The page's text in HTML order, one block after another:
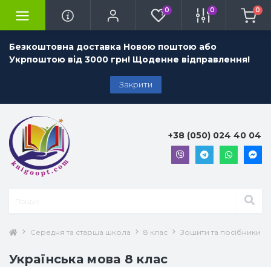
Безкоштовна доставка Новою поштою або
Укрпоштою від 3000 грн! Щоденне відправлення!
Закрити
0 0 0
+38 (050) 024 40 04
Середня та старша школа 8 клас Зошити та посібники 8
Українська мова 8 клас